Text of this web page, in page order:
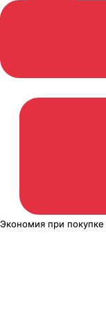
Экономия при покупке